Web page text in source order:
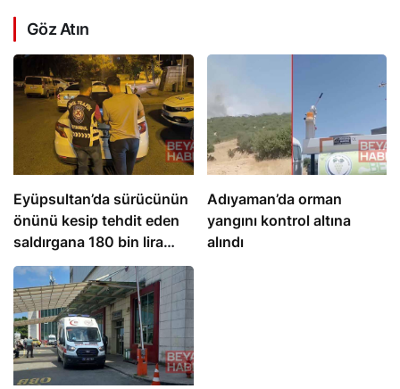
Göz Atın
Eyüpsultan’da sürücünün
önünü kesip tehdit eden
saldırgana 180 bin lira
ceza
Adıyaman’da orman
yangını kontrol altına
alındı